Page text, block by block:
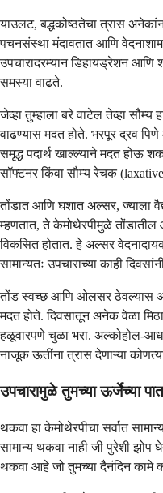
याउलट, बद्धकोष्ठतेचा त्रास
पचनसंस्था मंदावतात आणि
उपचारादरम्यान डिहायड्रेशन आणि
समस्या वाढते.
जेव्हा तुम्हाला बरे वाटेल तेव्हा
वाढण्यास मदत होते. भरपूर द्रव
समृद्ध पदार्थ खाल्ल्याने मदत होऊ
सॉफ्टनर किंवा सौम्य रेचक
तोंडात आणि घशात अल्सर, ज्याला
म्हणतात, ते केमोथेरपीमुळे
विकसित होतात. हे अल्सर
सामान्यतः उपचाराच्या काही
तोंड स्वच्छ आणि ओलसर ठेवल्यास
मदत होते. दिवसातून अनेक वेळा
हळूवारपणे चुळा भरा. अल्कोहोल-
नाजूक ऊतींना त्रास देणाऱ्या
उपचारामुळे तुमच्या ऊर्जेच्या
थकवा हा केमोथेरपीचा सर्वात
सामान्य थकवा नाही जी पुरेशी झोप
थकवा आहे जो तुमच्या दैनंदिन कामे